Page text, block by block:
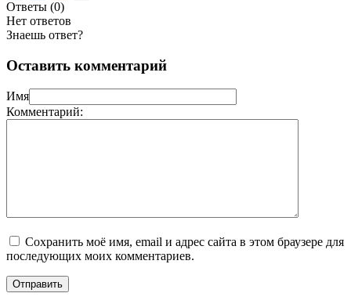
Ответы (0)
Нет ответов
Знаешь ответ?
Оставить комментарий
Имя
Комментарий:
Сохранить моё имя, email и адрес сайта в этом браузере для
последующих моих комментариев.